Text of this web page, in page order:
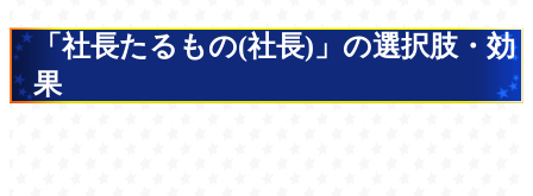
「社長たるもの(社長)」の選択肢・効
果